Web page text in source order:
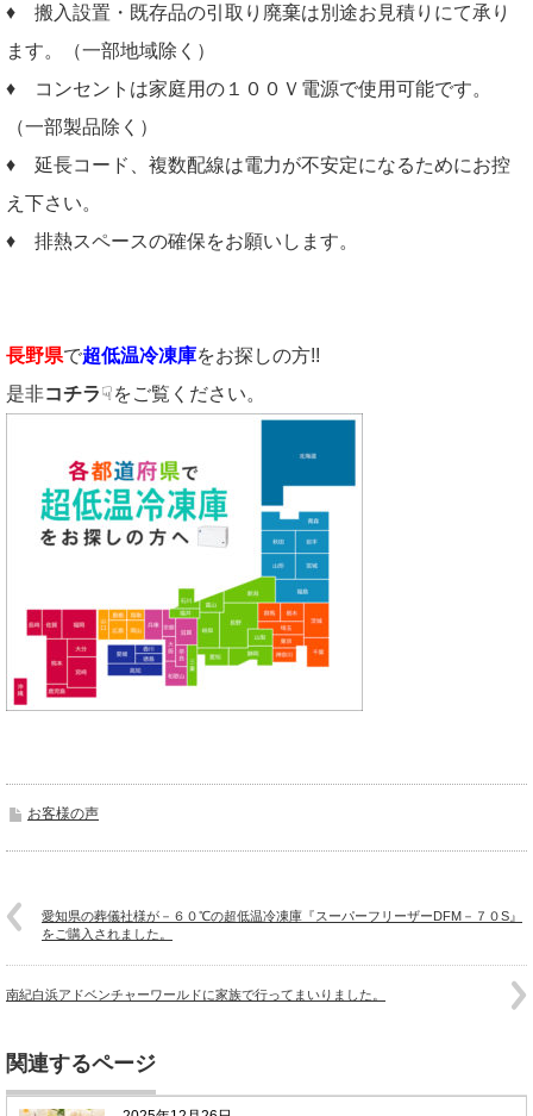
♦ 搬入設置・既存品の引取り廃棄は別途お見積りにて承り
ます。（一部地域除く）
♦ コンセントは家庭用の１００Ｖ電源で使用可能です。
（一部製品除く）
♦ 延長コード、複数配線は電力が不安定になるためにお控
え下さい。
♦ 排熱スペースの確保をお願いします。
長野県で超低温冷凍庫をお探しの方!!
是非コチラ☟をご覧ください。
お客様の声
愛知県の葬儀社様が－６０℃の超低温冷凍庫『スーパーフリーザーDFM－７０S』
をご購入されました。
南紀白浜アドベンチャーワールドに家族で行ってまいりました。
関連するページ